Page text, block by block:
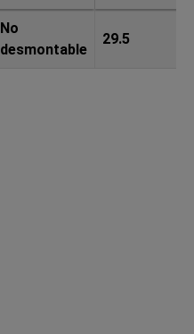
No
desmontable
29.5